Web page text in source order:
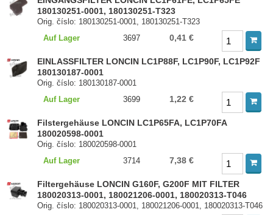
180130251-0001, 180130251-T323
Orig. číslo: 180130251-0001, 180130251-T323
Auf Lager
3697 0,41 €
EINLASSFILTER LONCIN LC1P88F, LC1P90F, LC1P92F
180130187-0001
Orig. číslo: 180130187-0001
Auf Lager
3699 1,22 €
Filstergehäuse LONCIN LC1P65FA, LC1P70FA
180020598-0001
Orig. číslo: 180020598-0001
Auf Lager
3714 7,38 €
Filtergehäuse LONCIN G160F, G200F MIT FILTER
180020313-0001, 180021206-0001, 180020313-T046
Orig. číslo: 180020313-0001, 180021206-0001, 180020313-T046